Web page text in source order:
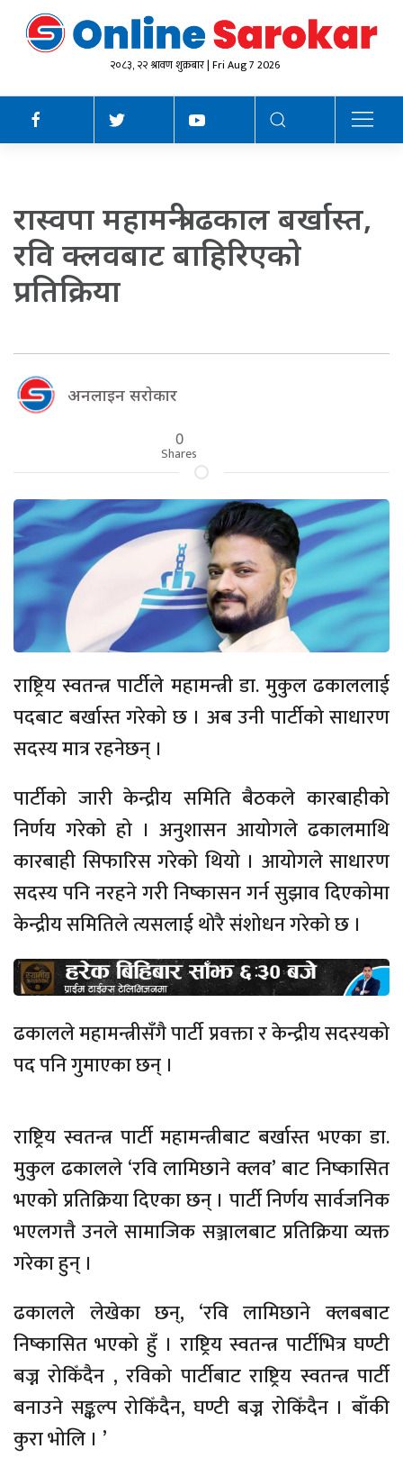
२०८३, २२ श्रावण शुक्रबार | Fri Aug 7 2026
रास्वपा महामन्त्री ढकाल बर्खास्त,
रवि क्लवबाट बाहिरिएकाे
प्रतिक्रिया
अनलाइन सराेकार
0
Shares
राष्ट्रिय स्वतन्त्र पार्टीले महामन्त्री डा. मुकुल ढकाललाई
पदबाट बर्खास्त गरेको छ । अब उनी पार्टीको साधारण
सदस्य मात्र रहनेछन् ।
पार्टीको जारी केन्द्रीय समिति बैठकले कारबाहीको
निर्णय गरेको हो । अनुशासन आयोगले ढकालमाथि
कारबाही सिफारिस गरेको थियो । आयोगले साधारण
सदस्य पनि नरहने गरी निष्कासन गर्न सुझाव दिएकोमा
केन्द्रीय समितिले त्यसलाई थोरै संशोधन गरेको छ ।
ढकालले महामन्त्रीसँगै पार्टी प्रवक्ता र केन्द्रीय सदस्यको
पद पनि गुमाएका छन् ।
राष्ट्रिय स्वतन्त्र पार्टी महामन्त्रीबाट बर्खास्त भएका डा.
मुकुल ढकालले ‘रवि लामिछाने क्लव’ बाट निष्कासित
भएको प्रतिक्रिया दिएका छन् । पार्टी निर्णय सार्वजनिक
भएलगत्तै उनले सामाजिक सञ्जालबाट प्रतिक्रिया व्यक्त
गरेका हुन् ।
ढकालले लेखेका छन्, ‘रवि लामिछाने क्लबबाट
निष्कासित भएको हुँ । राष्ट्रिय स्वतन्त्र पार्टीभित्र घण्टी
बज्न रोकिँदैन , रविको पार्टीबाट राष्ट्रिय स्वतन्त्र पार्टी
बनाउने सङ्कल्प रोकिँदैन, घण्टी बज्न रोकिँदैन । बाँकी
कुरा भोलि । ’